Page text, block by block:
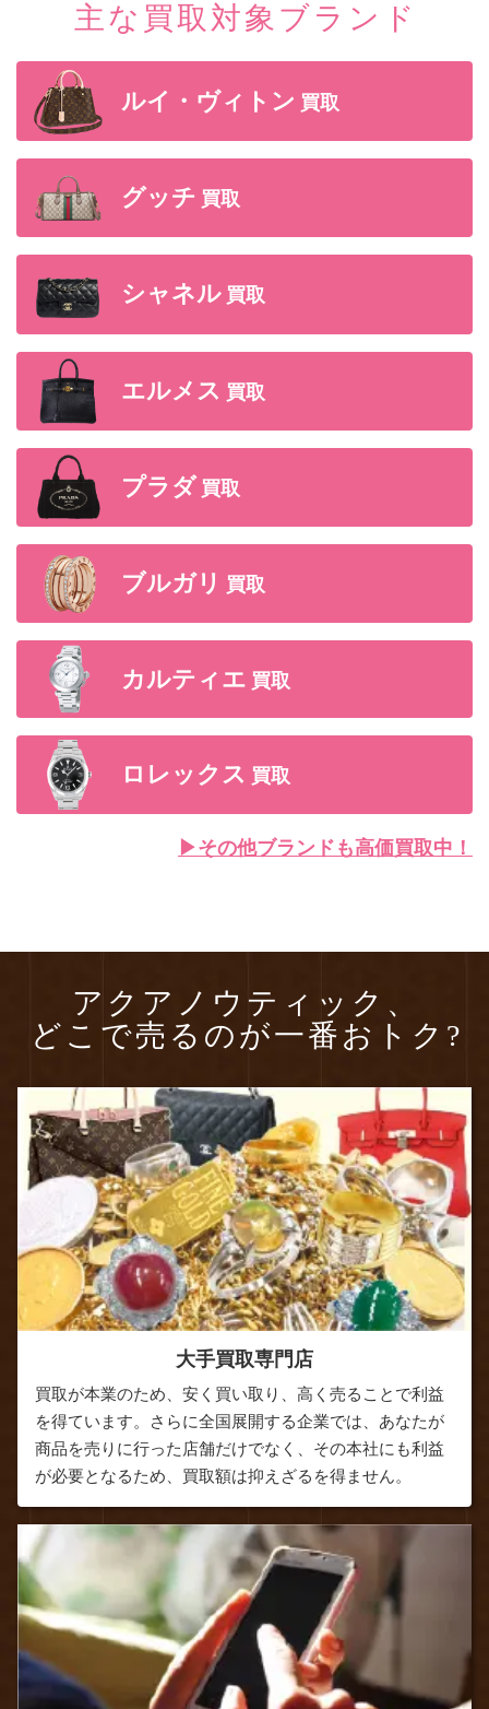
主な買取対象ブランド
ルイ・ヴィトン 買取
グッチ 買取
シャネル 買取
エルメス 買取
プラダ 買取
ブルガリ 買取
カルティエ 買取
ロレックス 買取
▶︎その他ブランドも高価買取中！
アクアノウティック、
どこで売るのが一番おトク?
大手買取専門店
買取が本業のため、安く買い取り、高く売ることで利益
を得ています。さらに全国展開する企業では、あなたが
商品を売りに行った店舗だけでなく、その本社にも利益
が必要となるため、買取額は抑えざるを得ません。